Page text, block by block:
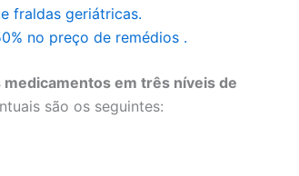
fraldas geriátricas.
no preço de remédios .
em três níveis de
são os seguintes: